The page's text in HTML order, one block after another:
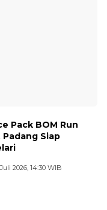
Pack BOM Run
Siap
2026, 14:30 WIB